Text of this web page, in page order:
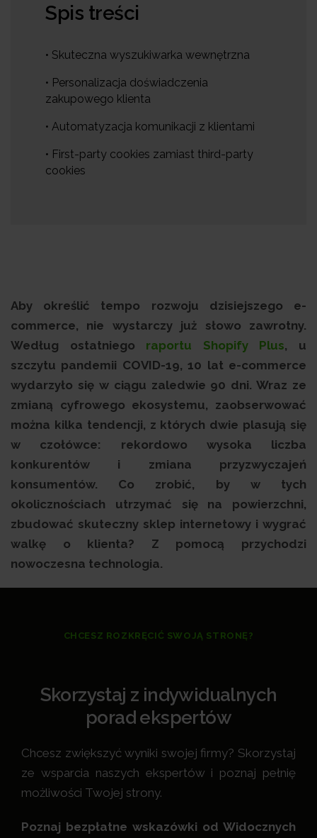
Spis treści
• Skuteczna wyszukiwarka wewnętrzna
• Personalizacja doświadczenia
zakupowego klienta
• Automatyzacja komunikacji z klientami
• First-party cookies zamiast third-party
cookies
Aby określić tempo rozwoju dzisiejszego e-
commerce, nie wystarczy już słowo zawrotny.
Według ostatniego raportu Shopify Plus, u
szczytu pandemii COVID-19, 10 lat e-commerce
wydarzyło się w ciągu zaledwie 90 dni. Wraz ze
zmianą cyfrowego ekosystemu, zaobserwować
można kilka tendencji, z których dwie plasują się
w czołówce: rekordowo wysoka liczba
konkurentów i zmiana przyzwyczajeń
konsumentów. Co zrobić, by w tych
okolicznościach utrzymać się na powierzchni,
zbudować skuteczny sklep internetowy i wygrać
walkę o klienta? Z pomocą przychodzi
nowoczesna technologia.
CHCESZ ROZKRĘCIĆ SWOJĄ STRONĘ?
Skorzystaj z indywidualnych
porad ekspertów
Chcesz zwiększyć wyniki swojej firmy? Skorzystaj
ze wsparcia naszych ekspertów i poznaj pełnię
możliwości Twojej strony.
Poznaj bezpłatne wskazówki od Widocznych